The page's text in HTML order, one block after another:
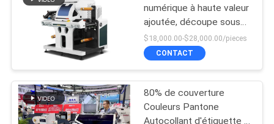
numérique à haute valeur
ajoutée, découpe sous
pression pour découper
les étiquettes
$18,000.00-$28,000.00/pieces
CONTACT
80% de couverture
Couleurs Pantone
Autocollant d'étiquette à